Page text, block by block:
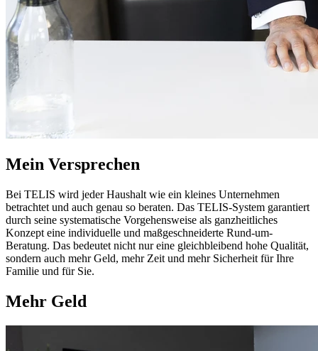
Mein Versprechen
Bei TELIS wird jeder Haushalt wie ein kleines Unternehmen
betrachtet und auch genau so beraten. Das TELIS-System garantiert
durch seine systematische Vorgehensweise als ganzheitliches
Konzept eine individuelle und maßgeschneiderte Rund-um-
Beratung. Das bedeutet nicht nur eine gleichbleibend hohe Qualität,
sondern auch mehr Geld, mehr Zeit und mehr Sicherheit für Ihre
Familie und für Sie.
Mehr Geld